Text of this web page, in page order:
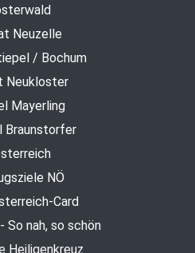
Neuzelle
/ Bochum
Neukloster
Mayerling
Braunstorfer
NÖ
Card
So nah, so schön
Heiligenkreuz